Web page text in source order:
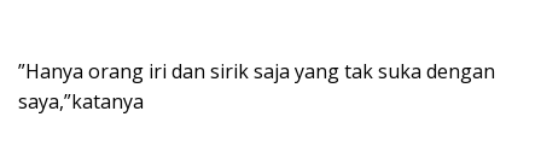
‎”Hanya orang iri dan sirik saja yang tak suka dengan
saya,”katanya